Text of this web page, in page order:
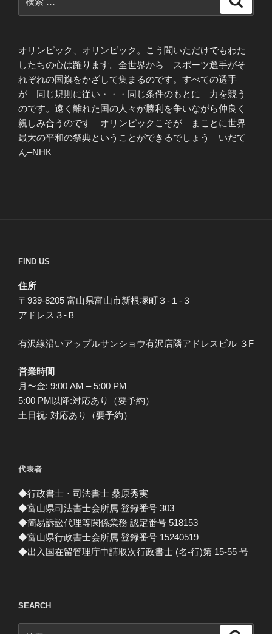
索:
オリンピック、オリンピック。こう聞いただけでもわた
したちの心は躍ります。全世界から スポーツ選手がそ
れぞれの国旗をかざして集まるのです。すべての選手
が 同じ規則に従い・・・同じ条件のもとに 力を競う
のです。遠く離れた国の人々が勝利を争いながら仲良く
親しみ合うのです オリンピックこそが まことに世界
最大の平和の祭典ということができるでしょう いだて
ん–NHK
FIND US
住所
〒939-8205 富山県富山市新根塚町３-１-３
アドレス３-Ｂ
有沢線沿いアップルサンショウ有沢店隣アドレスビル ３F
営業時間
月〜金: 9:00 AM – 5:00 PM
5:00 PM以降:対応あり（要予約）
土日祝: 対応あり（要予約）
代表者
◆行政書士・司法書士 桑原秀実
◆富山県司法書士会所属 登録番号 303
◆簡易訴訟代理等関係業務 認定番号 518153
◆富山県行政書士会所属 登録番号 15240519
◆出入国在留管理庁申請取次行政書士 (名-行)第 15-55 号
SEARCH